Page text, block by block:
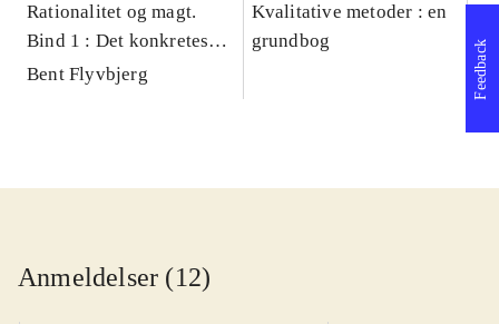
Rationalitet og magt.
Bind 1 : Det konkretes
videnskab
Bent Flyvbjerg
Kvalitative metoder : en
grundbog
Anmeldelser (12)
Feedback